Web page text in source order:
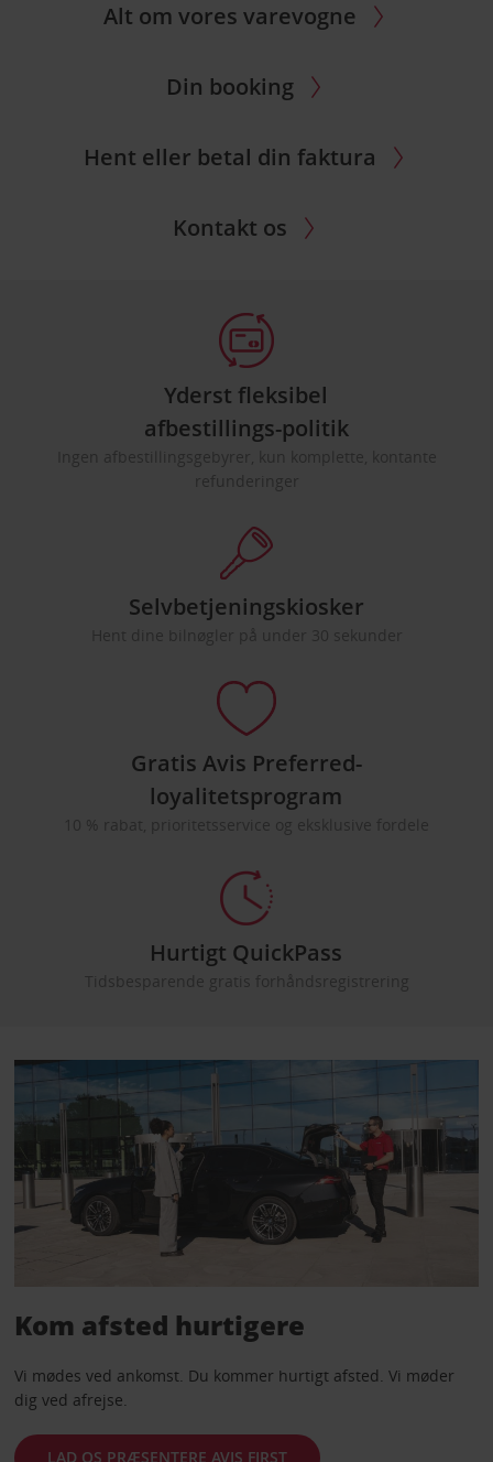
Alt om vores varevogne
Din booking
Hent eller betal din faktura
Kontakt os
Yderst fleksibel
afbestillings-politik
Ingen afbestillingsgebyrer, kun komplette, kontante
refunderinger
Selvbetjeningskiosker
Hent dine bilnøgler på under 30 sekunder
Gratis Avis Preferred-
loyalitetsprogram
10 % rabat, prioritetsservice og eksklusive fordele
Hurtigt QuickPass
Tidsbesparende gratis forhåndsregistrering
Kom afsted hurtigere
Vi mødes ved ankomst. Du kommer hurtigt afsted. Vi møder
dig ved afrejse.
LAD OS PRÆSENTERE AVIS FIRST